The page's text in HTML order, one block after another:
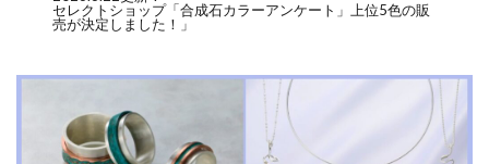
セレクトショップ「合成石カラーアンケート」上位5色の販
売が決定しました！」